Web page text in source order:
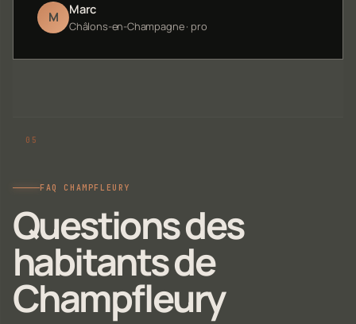
M Marc
Châlons-en-Champagne · pro
FAQ CHAMPFLEURY
Questions des
habitants de
Champfleury